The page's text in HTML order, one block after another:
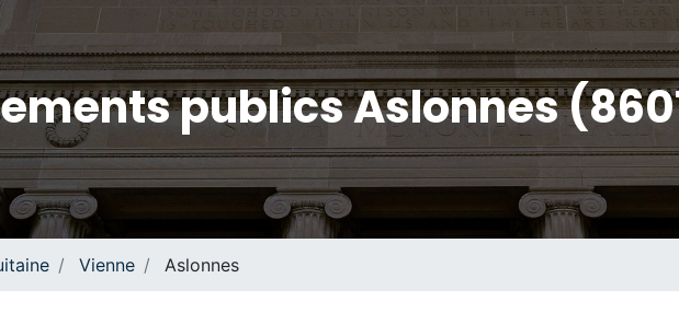
publics Aslonnes
Vienne Aslonnes